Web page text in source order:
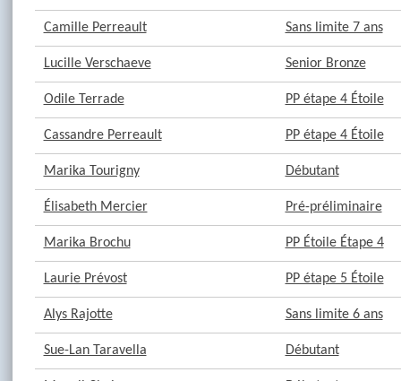
Camille Perreault Sans limite 7 ans
Lucille Verschaeve Senior Bronze
Odile Terrade PP étape 4 Étoile
Cassandre Perreault PP étape 4 Étoile
Marika Tourigny Débutant
Élisabeth Mercier Pré-préliminaire
Marika Brochu PP Étoile Étape 4
Laurie Prévost PP étape 5 Étoile
Alys Rajotte Sans limite 6 ans
Sue-Lan Taravella Débutant